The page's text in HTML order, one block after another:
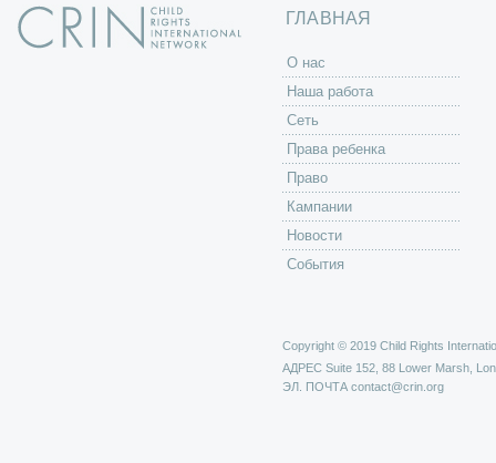
ГЛАВНАЯ
O нас
Наша работа
Сеть
Права ребенка
Право
Кампании
Новости
События
Copyright © 2019 Child Rights
АДРЕС Suite 152, 88 Lower Marsh,
ЭЛ. ПОЧТА contact@crin.org